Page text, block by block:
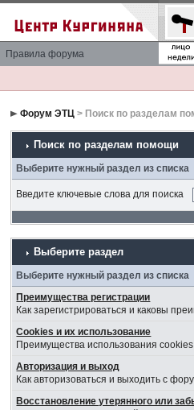
Правила форума
Форум ЭТЦ > Поиск по разделам
Поиск по разделам помощи
Выберите нужный раздел из списка
Введите ключевые слова для поиска
Выберите раздел
Выберите нужный раздел из списка
Преимущества регистрации
Как зарегистрироваться и каковы
Cookies и их использование
Преимущества использования
Авторизация и выход
Как авторизоваться и выходить с
Восстановление утерянного или